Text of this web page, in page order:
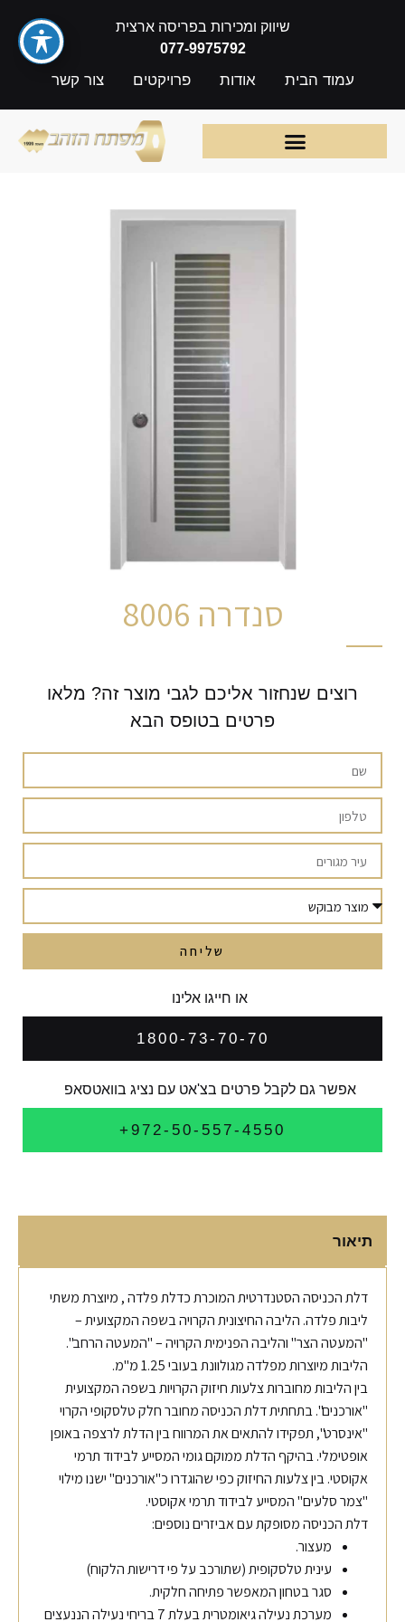
שיווק ומכירות בפריסה ארצית
077-9975792
עמוד הבית אודות פרויקטים צור קשר
סנדרה 8006
רוצים שנחזור אליכם לגבי מוצר זה? מלאו
פרטים בטופס הבא
שליחה
או חייגו אלינו
1800-73-70-70
אפשר גם לקבל פרטים בצ'אט עם נציג בוואטסאפ
972-50-557-4550+
תיאור
דלת הכניסה הסטנדרטית המוכרת כדלת פלדה , מיוצרת משתי
ליבות פלדה. הליבה החיצונית הקרויה בשפה המקצועית –
"המעטה הצר" והליבה הפנימית הקרויה – "המעטה הרחב".
הליבות מיוצרות מפלדה מגולוונת בעובי 1.25 מ"מ.
בין הליבות מחוברות צלעות חיזוק הקרויות בשפה המקצועית
"אורכנים". בתחתית דלת הכניסה מחובר חלק טלסקופי הקרוי
"אינסרט", תפקידו להתאים את המרווח בין הדלת לרצפה באופן
אופטימלי. בהיקף הדלת ממוקם גומי המסייע לבידוד תרמי
אקוסטי. בין צלעות החיזוק כפי שהוגדרו כ"אורכנים" ישנו מילוי
"צמר סלעים" המסייע לבידוד תרמי אקוסטי.
דלת הכניסה מסופקת עם אביזרים נוספים:
מעצור.
עינית טלסקופית (שתורכב על פי דרישות הלקוח)
סגר בטחון המאפשר פתיחה חלקית.
מערכת נעילה גיאומטרית בעלת 7 בריחי נעילה הננעצים